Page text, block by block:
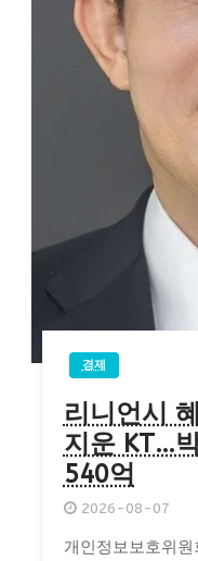
경제
리니언시
지운 KT…
540억
2026-08-07
개인정보보호위